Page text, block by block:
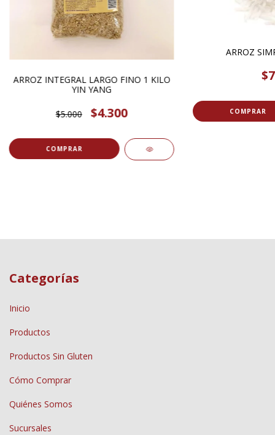
ARROZ INTEGRAL LARGO FINO 1 KILO
YIN YANG
$5.000 $4.300
ARROZ
COMPRAR
Categorías
Inicio
Productos
Productos Sin Gluten
Cómo Comprar
Quiénes Somos
Sucursales